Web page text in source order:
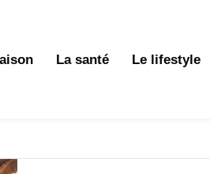
La santé Le lifestyle